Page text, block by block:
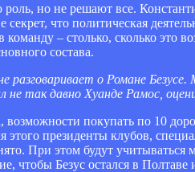
но не решают все.
что политическая
команду – столько, сколько
состава.
разговаривает о Романе
не так давно Хуанде Рамос,
возможности покупать по 10
этого президенты клубов,
При этом будут учитываться
чтобы Безус остался в